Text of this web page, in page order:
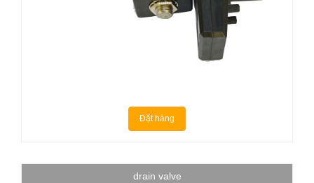
Đặt hàng
drain valve